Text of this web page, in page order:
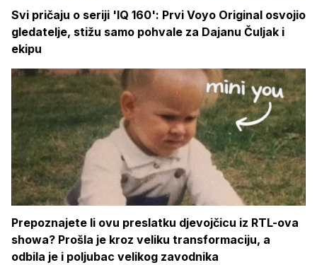
Svi pričaju o seriji 'IQ 160': Prvi Voyo Original osvojio
gledatelje, stižu samo pohvale za Dajanu Čuljak i
ekipu
Prepoznajete li ovu preslatku djevojčicu iz RTL-ova
showa? Prošla je kroz veliku transformaciju, a
odbila je i poljubac velikog zavodnika